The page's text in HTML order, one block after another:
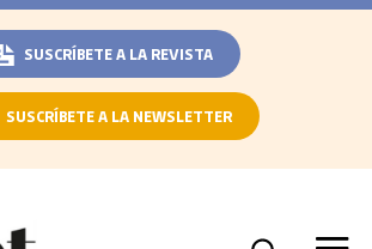
SUSCRÍBETE A LA REVISTA
SUSCRÍBETE A LA NEWSLETTER